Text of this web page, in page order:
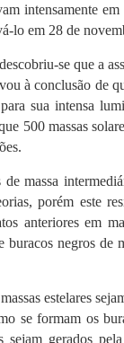
intensamente
lo em 28 de
se que a
à conclusão de
sua intensa
500 massas
massa
porém este
anteriores em
negros de
estelares
se formam os
gerados